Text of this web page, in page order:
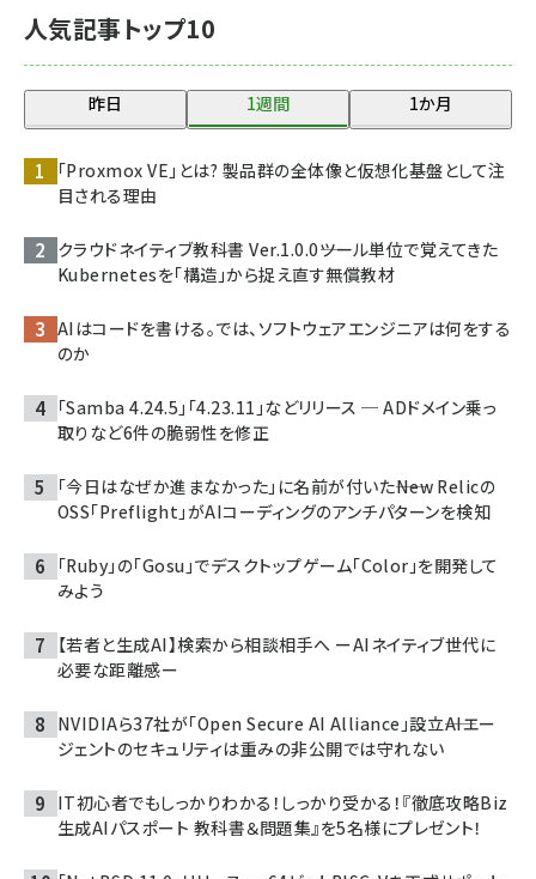
人気記事トップ10
昨日 1週間 1か月
「Proxmox VE」とは? 製品群の全体像と仮想化基盤として注
目される理由
クラウドネイティブ教科書 Ver.1.0.0――ツール単位で覚えてきた
Kubernetesを「構造」から捉え直す無償教材
AIはコードを書ける。では、ソフトウェアエンジニアは何をする
のか
「Samba 4.24.5」「4.23.11」などリリース ─ ADドメイン乗っ
取りなど6件の脆弱性を修正
「今日はなぜか進まなかった」に名前が付いた――New Relicの
OSS「Preflight」がAIコーディングのアンチパターンを検知
「Ruby」の「Gosu」でデスクトップゲーム「Color」を開発して
みよう
【若者と生成AI】検索から相談相手へ ーAIネイティブ世代に
必要な距離感ー
NVIDIAら37社が「Open Secure AI Alliance」設立――AIエー
ジェントのセキュリティは重みの非公開では守れない
IT初心者でもしっかりわかる！しっかり受かる！『徹底攻略Biz
生成AIパスポート 教科書＆問題集』を5名様にプレゼント！